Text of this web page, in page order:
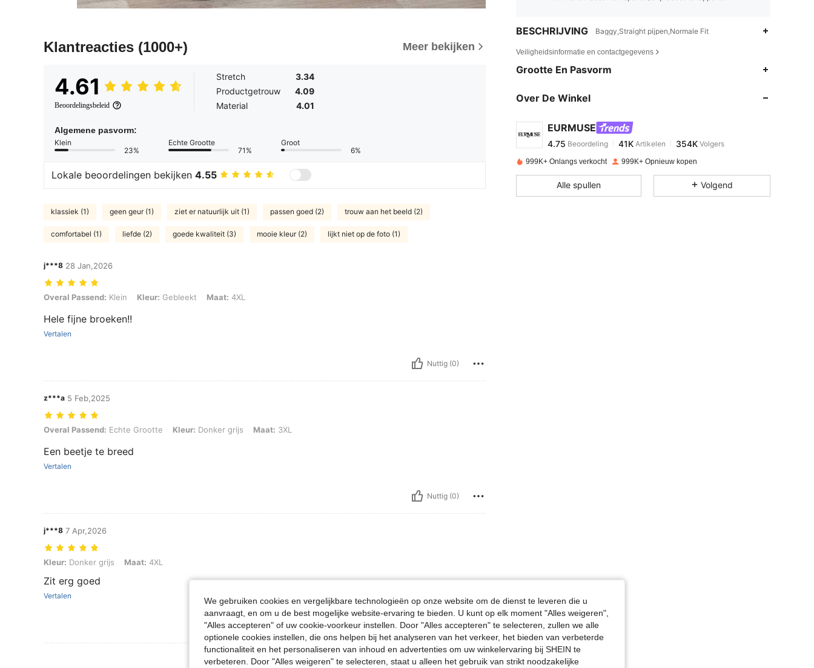
Klantreacties (1000+) Meer bekijken
4.61
Beoordelingsbeleid
Stretch
3.34
Productgetrouw
4.09
Material
4.01
Algemene pasvorm:
Klein
23%
Echte Grootte
71%
Groot
6%
Lokale beoordelingen bekijken 4.55
klassiek (1) geen geur (1) ziet er natuurlijk uit (1) passen goed (2) trouw aan het beeld (2)
comfortabel (1) liefde (2) goede kwaliteit (3) mooie kleur (2) lijkt niet op de foto (1)
j***8 28 Jan,2026
Overal Passend: Klein, Kleur: Gebleekt, Maat: 4XL
Overal Passend: Klein Kleur: Gebleekt Maat: 4XL
Hele fijne broeken!!
Vertalen
Nuttig (0)
z***a 5 Feb,2025
Overal Passend: Echte Grootte, Kleur: Donker grijs, Maat: 3XL
Overal Passend: Echte Grootte Kleur: Donker grijs Maat: 3XL
Een beetje te breed
Vertalen
Nuttig (0)
j***8 7 Apr,2026
Kleur: Donker grijs, Maat: 4XL
Kleur: Donker grijs Maat: 4XL
Zit erg goed
Vertalen
Nuttig (0)
Meer Beoordelingen Bekijken
BESCHRIJVING Baggy,Straight pijpen,Normale Fit
Veiligheidsinformatie en contactgegevens
Grootte En Pasvorm
Over De Winkel
EURMUSE
4.75
4.75 Beoordeling 41K
n***5betaalde1 dag geleden
999K+ Onlangs verkocht 999K+ Opnieuw kopen
Alle spullen Volgend
We gebruiken cookies en vergelijkbare technologieën op onze website om de dienst te leveren die u
aanvraagt, en om u de best mogelijke website-ervaring te bieden. U kunt op elk moment "Alles weigeren",
"Alles accepteren" of uw cookie-voorkeur instellen. Door "Alles accepteren" te selecteren, zullen we alle
optionele cookies instellen, die ons helpen bij het analyseren van het verkeer, het bieden van verbeterde
functionaliteit en het personaliseren van inhoud en advertenties om uw winkelervaring bij SHEIN te
verbeteren. Door "Alles weigeren" te selecteren, staat u alleen het gebruik van strikt noodzakelijke